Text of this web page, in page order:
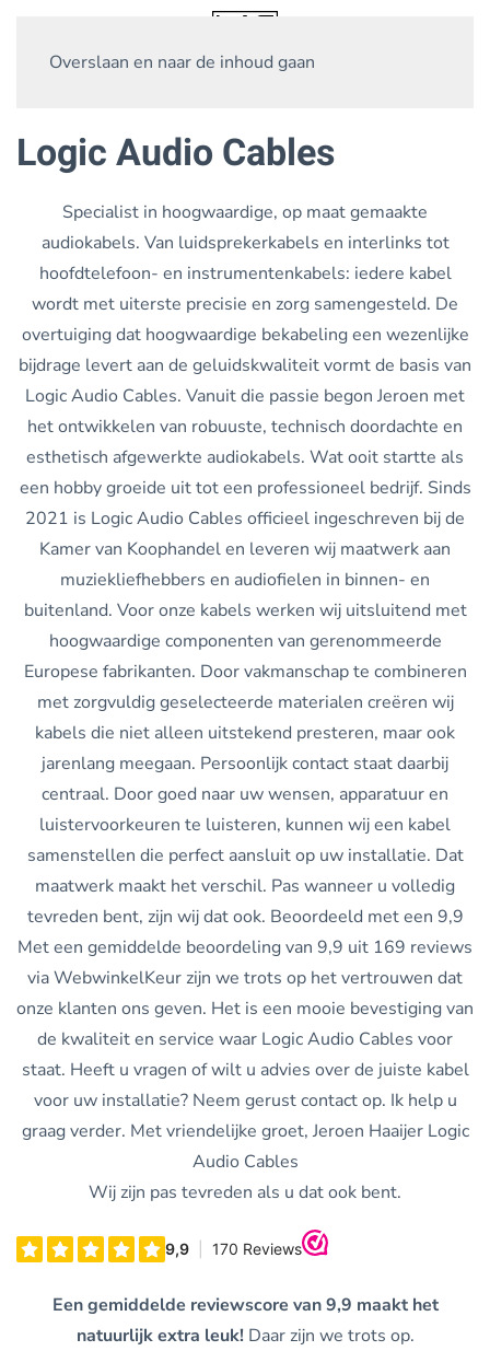
Overslaan en naar de inhoud gaan
Logic Audio Cables
Specialist in hoogwaardige, op maat gemaakte
audiokabels. Van luidsprekerkabels en interlinks tot
hoofdtelefoon- en instrumentenkabels: iedere kabel
wordt met uiterste precisie en zorg samengesteld. De
overtuiging dat hoogwaardige bekabeling een wezenlijke
bijdrage levert aan de geluidskwaliteit vormt de basis van
Logic Audio Cables. Vanuit die passie begon Jeroen met
het ontwikkelen van robuuste, technisch doordachte en
esthetisch afgewerkte audiokabels. Wat ooit startte als
een hobby groeide uit tot een professioneel bedrijf. Sinds
2021 is Logic Audio Cables officieel ingeschreven bij de
Kamer van Koophandel en leveren wij maatwerk aan
muziekliefhebbers en audiofielen in binnen- en
buitenland. Voor onze kabels werken wij uitsluitend met
hoogwaardige componenten van gerenommeerde
Europese fabrikanten. Door vakmanschap te combineren
met zorgvuldig geselecteerde materialen creëren wij
kabels die niet alleen uitstekend presteren, maar ook
jarenlang meegaan. Persoonlijk contact staat daarbij
centraal. Door goed naar uw wensen, apparatuur en
luistervoorkeuren te luisteren, kunnen wij een kabel
samenstellen die perfect aansluit op uw installatie. Dat
maatwerk maakt het verschil. Pas wanneer u volledig
tevreden bent, zijn wij dat ook. Beoordeeld met een 9,9
Met een gemiddelde beoordeling van 9,9 uit 169 reviews
via WebwinkelKeur zijn we trots op het vertrouwen dat
onze klanten ons geven. Het is een mooie bevestiging van
de kwaliteit en service waar Logic Audio Cables voor
staat. Heeft u vragen of wilt u advies over de juiste kabel
voor uw installatie? Neem gerust contact op. Ik help u
graag verder. Met vriendelijke groet, Jeroen Haaijer Logic
Audio Cables
Wij zijn pas tevreden als u dat ook bent.
Een gemiddelde reviewscore van 9,9 maakt het
natuurlijk extra leuk!Daar zijn we trots op.